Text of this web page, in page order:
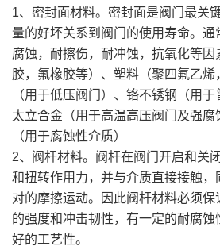
1、密封面材料。密封面是阀门最关
量的好坏关系到阀门的使用寿命。
腐蚀，耐擦伤，耐冲蚀，抗氧化等
胶，氟橡胶等）、塑料（聚四氟乙
（用于低压阀门）、铬不锈钢（用
太立合金（用于高温高压阀门及强
（用于腐蚀性介质）
2、阀杆材料。阀杆在阀门开启和关
和扭转作用力，并与介质直接接触，
对的摩擦运动。因此阀杆材料必须
的强度和冲击韧性，有一定的耐腐蚀
好的工艺性。